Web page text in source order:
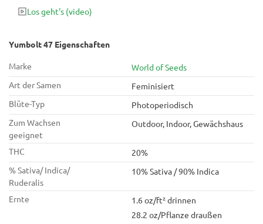
Los geht's (video)
Yumbolt 47 Eigenschaften
Marke
World of Seeds
Art der Samen
Feminisiert
Blüte-Typ
Photoperiodisch
Zum Wachsen
geeignet
Outdoor, Indoor, Gewächshaus
THC
20%
% Sativa/ Indica/
Ruderalis
10% Sativa / 90% Indica
Ernte
1.6 oz/ft² drinnen
28.2 oz/Pflanze draußen